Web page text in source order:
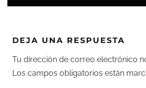
DEJA UNA RESPUESTA
Tu dirección de correo electrónico
Los campos obligatorios están